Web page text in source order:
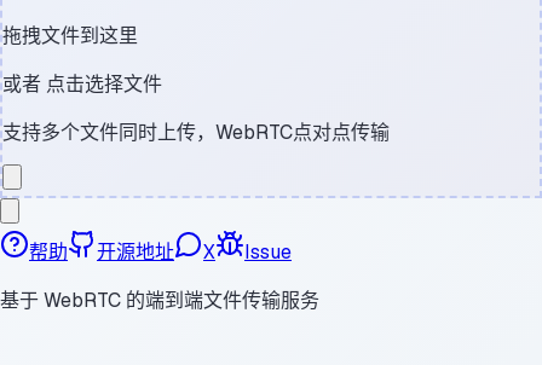
拖拽文件到这里
或者 点击选择文件
支持多个文件同时上传，WebRTC点对点传输
帮助 开源地址 X
Issue
基于 WebRTC 的端到端文件传输服务